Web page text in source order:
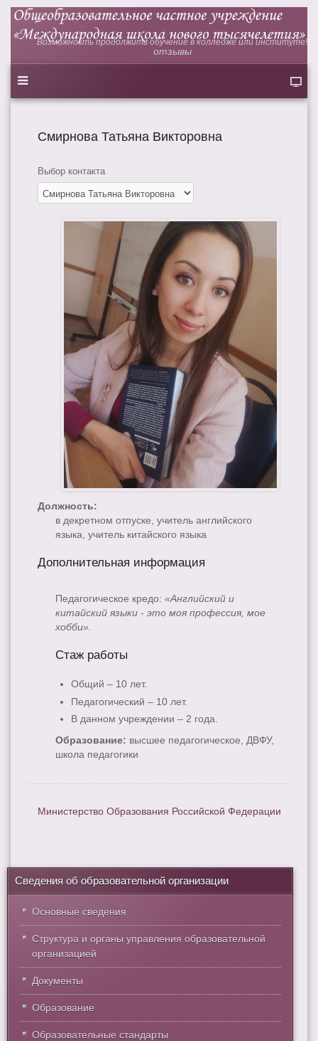
Возможность продолжить обучение в колледже или институте!
отзывы
Смирнова Татьяна Викторовна
Выбор контакта
Должность:
в декретном отпуске, учитель английского
языка, учитель китайского языка
Дополнительная информация
Педагогическое кредо: «Английский и
китайский языки - это моя профессия, мое
хобби».
Стаж работы
Общий – 10 лет.
Педагогический – 10 лет.
В данном учреждении – 2 года.
Образование: высшее педагогическое, ДВФУ,
школа педагогики
Министерство Образования Российской Федерации
Сведения об образовательной организации
Основные сведения
Структура и органы управления образовательной
организацией
Документы
Образование
Образовательные стандарты